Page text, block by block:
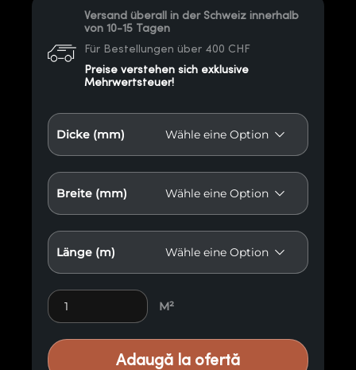
Versand überall in der Schweiz innerhalb
von 10-15 Tagen
Für Bestellungen über 400 CHF
Preise verstehen sich exklusive
Mehrwertsteuer!
Dicke (mm)
Breite (mm)
Länge (m)
Antikisierte Holzvertäfelung E33 quantity
M²
Adaugă la ofertă